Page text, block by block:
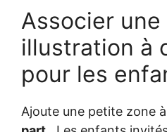
Associer
illustration à
pour les
Ajoute une petite zone